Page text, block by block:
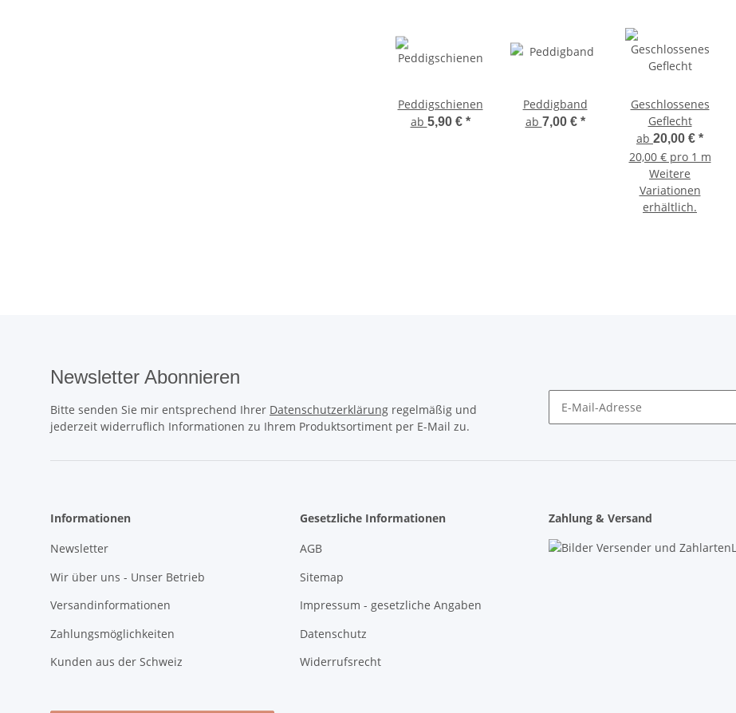
Peddigschienen
ab 5,90 € *
Peddigband
ab 7,00 € *
Geschlossenes
Geflecht
ab 20,00 € *
20,00 € pro 1 m
Weitere
Variationen
erhältlich.
Newsletter Abonnieren
Bitte senden Sie mir entsprechend Ihrer Datenschutzerklärung regelmäßig und
jederzeit widerruflich Informationen zu Ihrem Produktsortiment per E-Mail zu.
Informationen
Newsletter
Wir über uns - Unser Betrieb
Versandinformationen
Zahlungsmöglichkeiten
Kunden aus der Schweiz
Gesetzliche Informationen
AGB
Sitemap
Impressum - gesetzliche Angaben
Datenschutz
Widerrufsrecht
Zahlung & Versand